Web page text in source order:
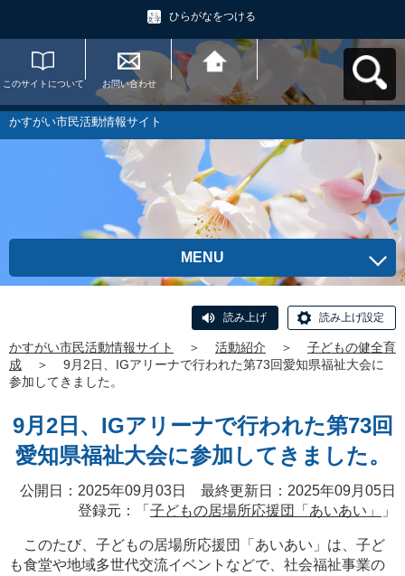
ひらがなをつける
このサイトについて お問い合わせ
かすがい市民活動情
報サイトへ戻る
かすがい市民活動情報サイト
MENU
読み上げ 読み上げ設定
かすがい市民活動情報サイト ＞ 活動紹介 ＞
子どもの健全育
成
＞
9月2日、IGアリーナで行われた第73回愛知県福祉大会に
参加してきました。
9月2日、IGアリーナで行われた第73回
愛知県福祉大会に参加してきました。
公開日：2025年09月03日 最終更新日：2025年09月05日
登録元：「 子どもの居場所応援団「あいあい」 」
このたび、子どもの居場所応援団「あいあい」は、子ど
も食堂や地域多世代交流イベントなどで、社会福祉事業の